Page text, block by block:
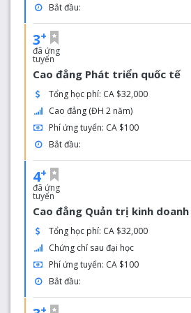
Bắt đầu:
3+
đã ứng
tuyển
Cao đẳng Phát triển quốc tế
Tổng học phí: CA $32,000
Cao đẳng (ĐH 2 năm)
Phí ứng tuyển: CA $100
Bắt đầu:
4+
đã ứng
tuyển
Cao đẳng Quản trị kinh
Tổng học phí: CA $32,000
Chứng chỉ sau đại học
Phí ứng tuyển: CA $100
Bắt đầu:
+